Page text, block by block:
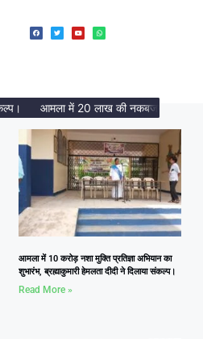
आमला में 20 लाख की नकबजनी का पर्दाफाश,
आमला में 10 करोड़ नशा मुक्ति प्रतिज्ञा अभियान का
शुभारंभ, ब्रह्माकुमारी हेमलता दीदी ने दिलाया संकल्प।
Read More »